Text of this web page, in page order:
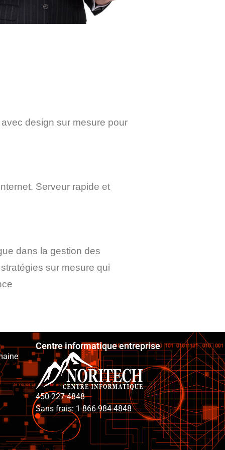
design sur mesure pour
Serveur rapide et
dans la gestion des
sur mesure qui
Centre informatique entreprise
450-227-4848
Sans frais: 1-866-984-4848